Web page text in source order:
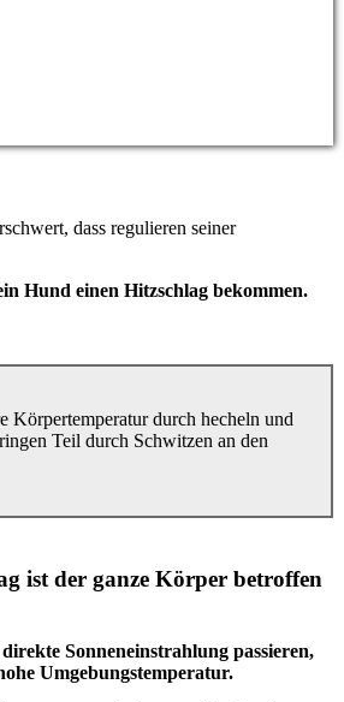
dass regulieren seiner
Hund einen Hitzschlag bekommen.
Körpertemperatur durch hecheln und
Teil durch Schwitzen an den
ist der ganze Körper betroffen
Sonneneinstrahlung passieren,
Umgebungstemperatur.